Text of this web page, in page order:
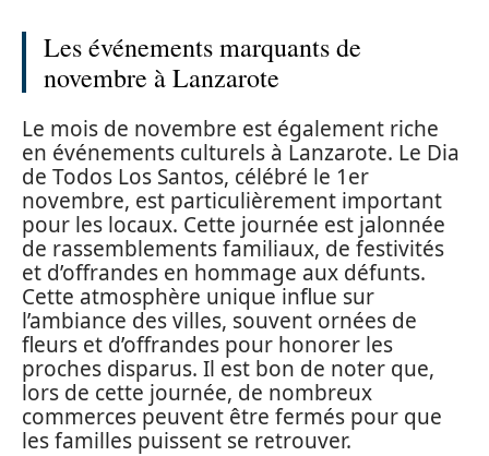
Les événements marquants de
novembre à Lanzarote
Le mois de novembre est également riche
en événements culturels à Lanzarote. Le Dia
de Todos Los Santos, célébré le 1er
novembre, est particulièrement important
pour les locaux. Cette journée est jalonnée
de rassemblements familiaux, de festivités
et d’offrandes en hommage aux défunts.
Cette atmosphère unique influe sur
l’ambiance des villes, souvent ornées de
fleurs et d’offrandes pour honorer les
proches disparus. Il est bon de noter que,
lors de cette journée, de nombreux
commerces peuvent être fermés pour que
les familles puissent se retrouver.